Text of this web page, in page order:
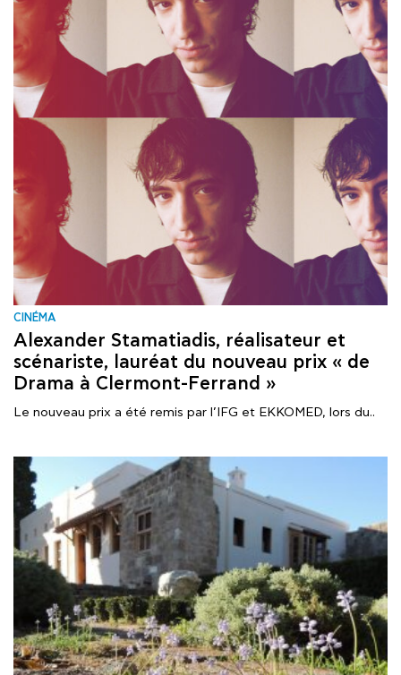
CINÉMA
Alexander Stamatiadis, réalisateur et
scénariste, lauréat du nouveau prix « de
Drama à Clermont-Ferrand »
Le nouveau prix a été remis par l’IFG et EKKOMED, lors du..